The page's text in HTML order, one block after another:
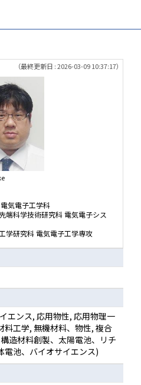
（最終更新日 : 2026-03-09 10:37:17）
気電子工学科
端科学技術研究科 電気電子シス
学研究科 電気電子工学専攻
エンス, 応用物性, 応用物理一
料工学, 無機材料、物性, 複合
造材料創製、太陽電池、リチ
電池、バイオサイエンス)